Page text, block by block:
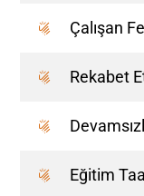
Çalışan
Rekabet
Eğitim